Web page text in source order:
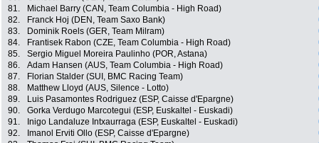
81.
Michael Barry (CAN, Team Columbia - High Road)
82.
Franck Hoj (DEN, Team Saxo Bank)
83.
Dominik Roels (GER, Team Milram)
84.
Frantisek Rabon (CZE, Team Columbia - High Road)
85.
Sergio Miguel Moreira Paulinho (POR, Astana)
86.
Adam Hansen (AUS, Team Columbia - High Road)
87.
Florian Stalder (SUI, BMC Racing Team)
88.
Matthew Lloyd (AUS, Silence - Lotto)
89.
Luis Pasamontes Rodriguez (ESP, Caisse d'Epargne)
90.
Gorka Verdugo Marcotegui (ESP, Euskaltel - Euskadi)
91.
Inigo Landaluze Intxaurraga (ESP, Euskaltel - Euskadi)
92.
Imanol Erviti Ollo (ESP, Caisse d'Epargne)